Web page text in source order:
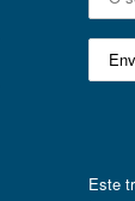
Este